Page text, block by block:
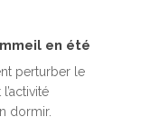
en été
perturber le
dormir.